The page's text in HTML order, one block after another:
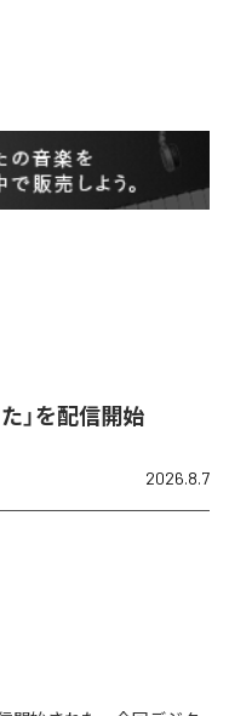
」を配信開始
2026.8.7